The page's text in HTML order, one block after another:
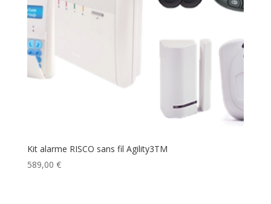
Kit alarme RISCO sans fil Agility3TM
589,00 €